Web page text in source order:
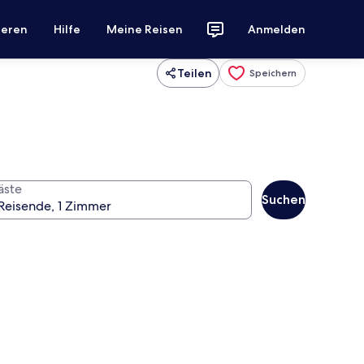
Hilfe Meine Reisen Anmelden
Teilen Speichern
Suchen